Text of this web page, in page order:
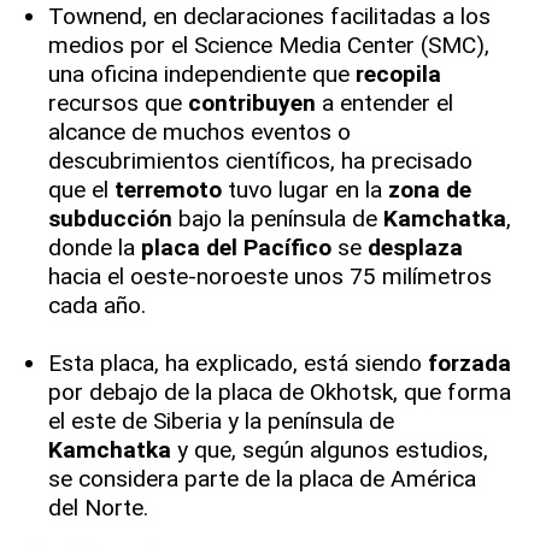
Townend, en declaraciones facilitadas a los
medios por el Science Media Center (SMC),
una oficina independiente que recopila
recursos que contribuyen a entender el
alcance de muchos eventos o
descubrimientos científicos, ha precisado
que el terremoto tuvo lugar en la zona de
subducción bajo la península de Kamchatka,
donde la placa del Pacífico se desplaza
hacia el oeste-noroeste unos 75 milímetros
cada año.
Esta placa, ha explicado, está siendo forzada
por debajo de la placa de Okhotsk, que forma
el este de Siberia y la península de
Kamchatka y que, según algunos estudios,
se considera parte de la placa de América
del Norte.